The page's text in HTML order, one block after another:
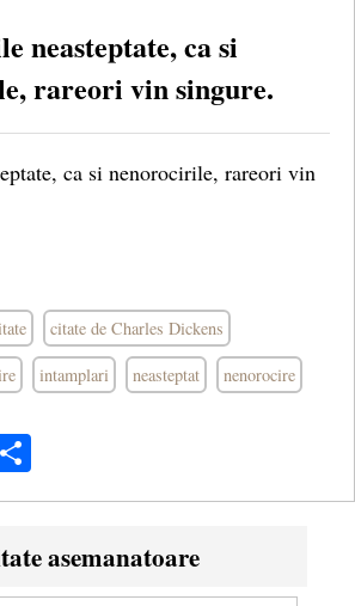
neasteptate, ca si
rareori vin singure.
ca si nenorocirile, rareori vin
citate de Charles Dickens
intamplari neasteptat nenorocire
asemanatoare